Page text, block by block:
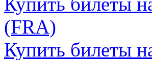
(FRA)
Купить билеты